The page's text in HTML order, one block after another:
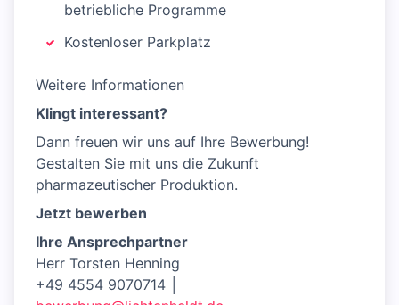
betriebliche Programme
Kostenloser Parkplatz
Weitere Informationen
Klingt interessant?
Dann freuen wir uns auf Ihre Bewerbung!
Gestalten Sie mit uns die Zukunft
pharmazeutischer Produktion.
Jetzt bewerben
Ihre Ansprechpartner
Herr Torsten Henning
+49 4554 9070714 │